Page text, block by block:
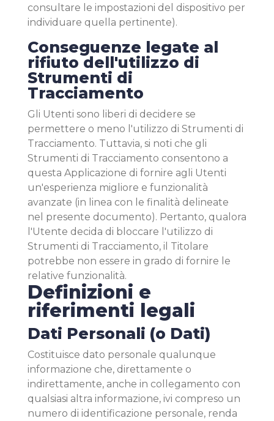
consultare le impostazioni del dispositivo per
individuare quella pertinente).
Conseguenze legate al
rifiuto dell'utilizzo di
Strumenti di
Tracciamento
Gli Utenti sono liberi di decidere se
permettere o meno l'utilizzo di Strumenti di
Tracciamento. Tuttavia, si noti che gli
Strumenti di Tracciamento consentono a
questa Applicazione di fornire agli Utenti
un'esperienza migliore e funzionalità
avanzate (in linea con le finalità delineate
nel presente documento). Pertanto, qualora
l'Utente decida di bloccare l'utilizzo di
Strumenti di Tracciamento, il Titolare
potrebbe non essere in grado di fornire le
relative funzionalità.
Definizioni e
riferimenti legali
Dati Personali (o Dati)
Costituisce dato personale qualunque
informazione che, direttamente o
indirettamente, anche in collegamento con
qualsiasi altra informazione, ivi compreso un
numero di identificazione personale, renda